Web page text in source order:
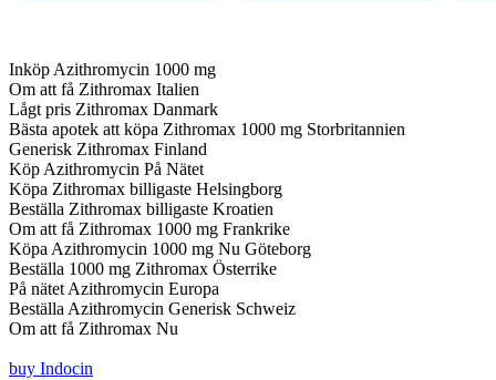
Inköp Azithromycin 1000 mg
Om att få Zithromax Italien
Lågt pris Zithromax Danmark
Bästa apotek att köpa Zithromax 1000 mg Storbritannien
Generisk Zithromax Finland
Köp Azithromycin På Nätet
Köpa Zithromax billigaste Helsingborg
Beställa Zithromax billigaste Kroatien
Om att få Zithromax 1000 mg Frankrike
Köpa Azithromycin 1000 mg Nu Göteborg
Beställa 1000 mg Zithromax Österrike
På nätet Azithromycin Europa
Beställa Azithromycin Generisk Schweiz
Om att få Zithromax Nu
buy Indocin